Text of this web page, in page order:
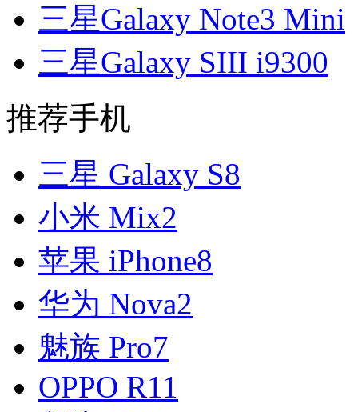
三星Galaxy Note3 Mini
三星Galaxy SIII i9300
推荐手机
三星 Galaxy S8
小米 Mix2
苹果 iPhone8
华为 Nova2
魅族 Pro7
OPPO R11